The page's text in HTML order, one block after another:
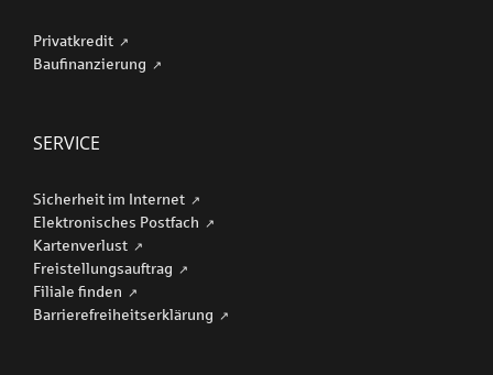
Privatkredit
Baufinanzierung
SERVICE
Sicherheit im Internet
Elektronisches Postfach
Kartenverlust
Freistellungsauftrag
Filiale finden
Barriere­freiheits­erklärung